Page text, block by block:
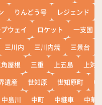
りんどう号 レジェンド
ウェイ ロケット
一支国
三川内 三川内焼 三景台
屋根 三重 上五島
上対
遺産 世知原 世知原町
中
中島川 中町 中継車
中華